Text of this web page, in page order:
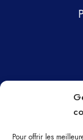
Pour offrir les